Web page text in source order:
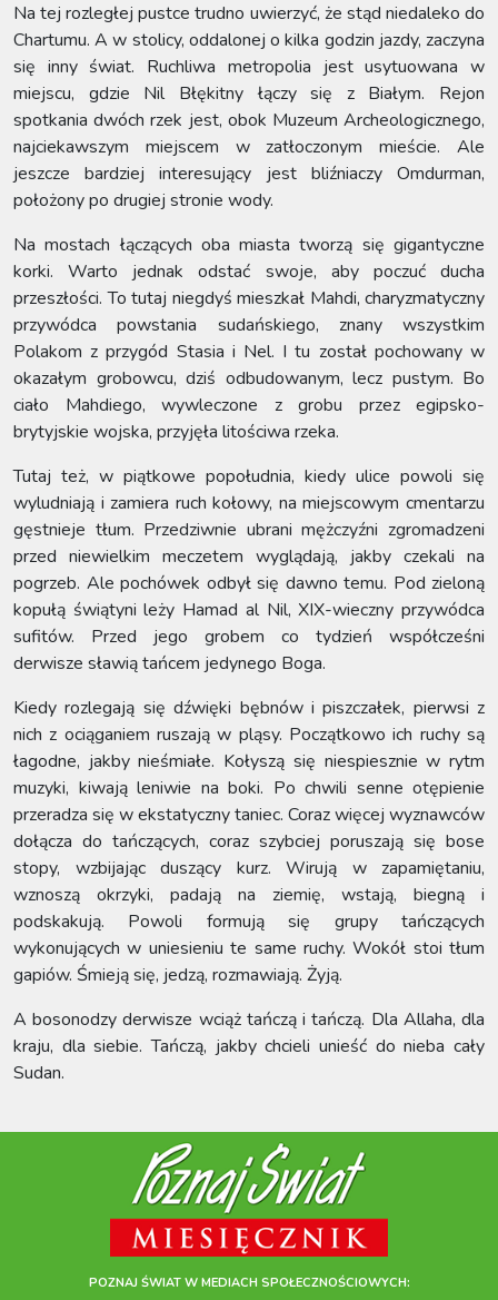
Na tej rozległej pustce trudno uwierzyć, że stąd niedaleko do
Chartumu. A w stolicy, oddalonej o kilka godzin jazdy, zaczyna
się inny świat. Ruchliwa metropolia jest usytuowana w
miejscu, gdzie Nil Błękitny łączy się z Białym. Rejon
spotkania dwóch rzek jest, obok Muzeum Archeologicznego,
najciekawszym miejscem w zatłoczonym mieście. Ale
jeszcze bardziej interesujący jest bliźniaczy Omdurman,
położony po drugiej stronie wody.
Na mostach łączących oba miasta tworzą się gigantyczne
korki. Warto jednak odstać swoje, aby poczuć ducha
przeszłości. To tutaj niegdyś mieszkał Mahdi, charyzmatyczny
przywódca powstania sudańskiego, znany wszystkim
Polakom z przygód Stasia i Nel. I tu został pochowany w
okazałym grobowcu, dziś odbudowanym, lecz pustym. Bo
ciało Mahdiego, wywleczone z grobu przez egipsko-
brytyjskie wojska, przyjęła litościwa rzeka.
Tutaj też, w piątkowe popołudnia, kiedy ulice powoli się
wyludniają i zamiera ruch kołowy, na miejscowym cmentarzu
gęstnieje tłum. Przedziwnie ubrani mężczyźni zgromadzeni
przed niewielkim meczetem wyglądają, jakby czekali na
pogrzeb. Ale pochówek odbył się dawno temu. Pod zieloną
kopułą świątyni leży Hamad al Nil, XIX-wieczny przywódca
sufitów. Przed jego grobem co tydzień współcześni
derwisze sławią tańcem jedynego Boga.
Kiedy rozlegają się dźwięki bębnów i piszczałek, pierwsi z
nich z ociąganiem ruszają w pląsy. Początkowo ich ruchy są
łagodne, jakby nieśmiałe. Kołyszą się niespiesznie w rytm
muzyki, kiwają leniwie na boki. Po chwili senne otępienie
przeradza się w ekstatyczny taniec. Coraz więcej wyznawców
dołącza do tańczących, coraz szybciej poruszają się bose
stopy, wzbijając duszący kurz. Wirują w zapamiętaniu,
wznoszą okrzyki, padają na ziemię, wstają, biegną i
podskakują. Powoli formują się grupy tańczących
wykonujących w uniesieniu te same ruchy. Wokół stoi tłum
gapiów. Śmieją się, jedzą, rozmawiają. Żyją.
A bosonodzy derwisze wciąż tańczą i tańczą. Dla Allaha, dla
kraju, dla siebie. Tańczą, jakby chcieli unieść do nieba cały
Sudan.
POZNAJ ŚWIAT W MEDIACH SPOŁECZNOŚCIOWYCH: